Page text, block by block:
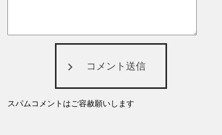
コメント送信
スパムコメントはご容赦願いします